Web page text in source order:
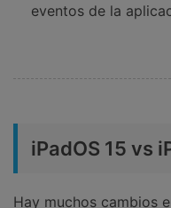
eventos de la
iPadOS 15 vs
Hay muchos cambios